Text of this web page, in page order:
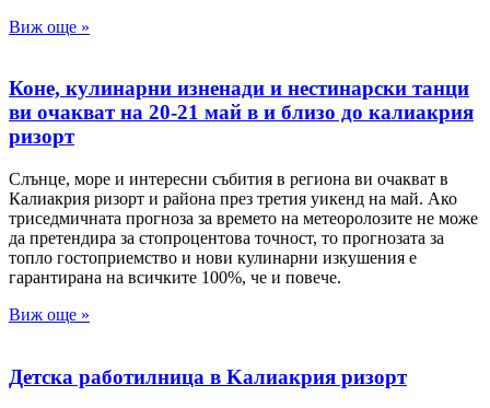
Виж още »
Коне, кулинарни изненади и нестинарски танци
ви очакват на 20-21 май в и близо до калиакрия
ризорт
Слънце, море и интересни събития в региона ви очакват в
Калиакрия ризорт и района през третия уикенд на май. Ако
триседмичната прогноза за времето на метеоролозите не може
да претендира за стопроцентова точност, то прогнозата за
топло гостоприемство и нови кулинарни изкушения е
гарантирана на всичките 100%, че и повече.
Виж още »
Детска работилница в Kалиакрия ризорт